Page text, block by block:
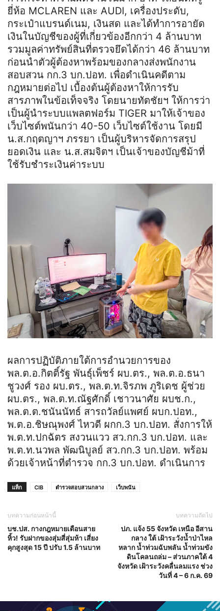
ยี่ห้อ MCLAREN และ AUDI, เครื่องประดับ,
กระเป๋าแบรนด์เนม, เงินสด และได้ทำการอายัด
เงินในบัญชีของผู้ที่เกี่ยวข้องอีกกว่า 4 ล้านบาท
รวมมูลค่าทรัพย์สินที่ตรวจยึดได้กว่า 46 ล้านบาท
ก่อนนำตัวผู้ต้องหาพร้อมของกลางส่งพนักงาน
สอบสวน กก.3 บก.ปอท. เพื่อดำเนินคดีตาม
กฎหมายต่อไป เบื้องต้นผู้ต้องหาให้การรับ
สารภาพในข้อเท็จจริง โดยนายทัตชัยฯ ให้การว่า
เป็นผู้นำระบบแพลตฟอร์ม TIGER มาให้เจ้าของ
เว็บไซต์พนันกว่า 40-50 เว็บไซต์ใช้งาน โดยมี
น.ส.กฤตญาฯ ภรรยา เป็นผู้บริหารจัดการสรุป
ยอดเงิน และ น.ส.สมจิตฯ เป็นเจ้าของบัญชีม้าที่
ใช้รับชำระเงินค่าระบบ
ผลการปฏิบัติภายใต้การอำนวยการของ
พล.ต.อ.กิตติ์รัฐ พันธุ์เพ็ชร์ ผบ.ตร., พล.ต.อ.ธนา
ชูวงศ์ รอง ผบ.ตร., พล.ต.ท.จิรภพ ภูริเดช ผู้ช่วย
ผบ.ตร., พล.ต.ท.ณัฐศักดิ์ เชาวนาศัย ผบช.ก.,
พล.ต.ต.ชนันนัทธ์ สารถวัลย์แพศย์ ผบก.ปอท.,
พ.ต.อ.ชิษณุพงศ์ ไหวดี ผกก.3 บก.ปอท. สั่งการให้
พ.ต.ท.ปกฉัตร สงวนแวว สว.กก.3 บก.ปอท. และ
พ.ต.ท.นวพล พัฒนิบูลย์ สว.กก.3 บก.ปอท. พร้อม
ด้วยเจ้าหน้าที่ตำรวจ กก.3 บก.ปอท. ดำเนินการ
แท็ก CIB ตำรวจสอบสวนกลาง เว็บพนัน
บทความก่อนหน้านี้
บช.ปส. กางกฎหมายเตือนสาย
หิ้ว! รับฝากของสุ่มสี่สุ่มห้า เสี่ยง
คุกสูงสุด 15 ปี ปรับ 1.5 ล้านบาท
บทความถัดไป
ปภ. แจ้ง 55 จังหวัด เหนือ อีสาน
กลาง ใต้ เฝ้าระวังน้ำป่าไหล
หลาก น้ำท่วมฉับพลัน น้ำท่วมขัง
ดินโคลนถล่ม – ส่วนภาคใต้ 4
จังหวัด เฝ้าระวังคลื่นลมแรง ช่วง
วันที่ 4 – 6 ก.ค. 69